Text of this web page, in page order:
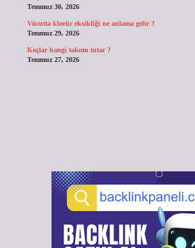
Temmuz 30, 2026
Vücutta klorür eksikliği ne anlama gelir ?
Temmuz 29, 2026
Koçlar hangi takımı tutar ?
Temmuz 27, 2026